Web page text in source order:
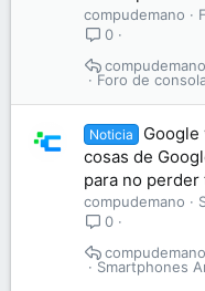
compudemano
0
Foro de
compudemano
Noticia
Google
cosas de
para no perder
compudemano
0
Smartphones
compudemano